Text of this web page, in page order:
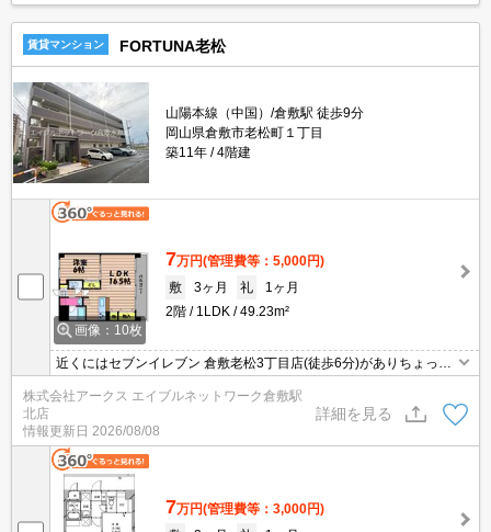
す。
賃貸マンション FORTUNA老松
山陽本線（中国）/倉敷駅 徒歩9分
岡山県倉敷市老松町１丁目
築11年
4階建
画像：10枚
7万円(管理費等：5,000円)
敷
3ヶ月 礼
1ヶ月
2階
1LDK 49.23m²
近くにはセブンイレブン 倉敷老松3丁目店(徒歩6分)がありちょっと
した買い物に便利です。室内設備は洗面所独立・浴室乾燥機などが
揃っているので、快適に過ごしやすいお部屋になります。レイアウ
トの幅も広がる1LDKのお部屋で楽しい生活。エレベーター付き物
件です。
株式会社アークス エイブルネットワーク倉敷駅
北店
情報更新日 2026/08/08
詳細を見る
7万円(管理費等：3,000円)